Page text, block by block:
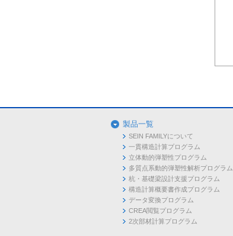
製品一覧
SEIN FAMILYについて
一貫構造計算プログラム
立体動的弾塑性プログラム
多質点系動的弾塑性解析プログラム
杭・基礎梁設計支援プログラム
構造計算概要書作成プログラム
データ変換プログラム
CREA閲覧プログラム
2次部材計算プログラム